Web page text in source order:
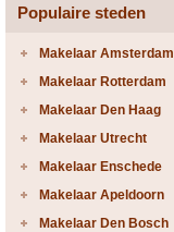
Populaire steden
Makelaar Amsterdam
Makelaar Rotterdam
Makelaar Den Haag
Makelaar Utrecht
Makelaar Enschede
Makelaar Apeldoorn
Makelaar Den Bosch